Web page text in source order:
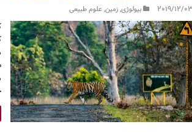
2019/12/03 بیولوژی,زمین,علوم طبیعی